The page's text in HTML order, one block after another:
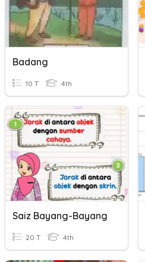
Badang
10 T 4th
Saiz Bayang-Bayang
20 T 4th